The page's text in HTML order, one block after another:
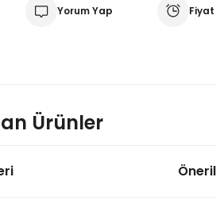
Yorum Yap Fiyat
Ürünler
İnç 150-300 W IP54, Horn Hoparlör